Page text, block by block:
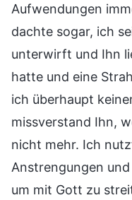
Aufwendungen
dachte sogar, ich
unterwirft und Ihn
hatte und eine
ich überhaupt
missverstand Ihn,
nicht mehr. Ich
Anstrengungen
um mit Gott zu